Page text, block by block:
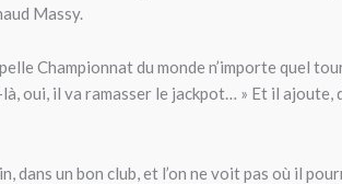
Massy.
Championnat du monde n’importe quel
oui, il va ramasser le jackpot… » Et il ajoute,
dans un bon club, et l’on ne voit pas où il